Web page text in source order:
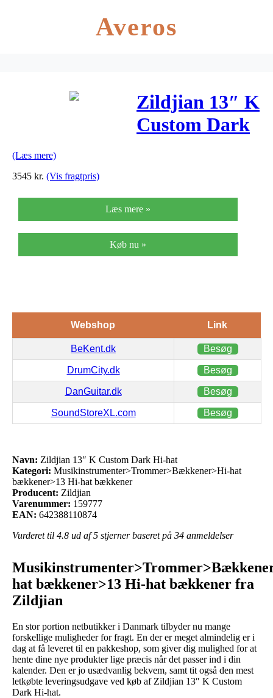
Averos
Zildjian 13″ K
Custom Dark
(Læs mere)
3545 kr. (Vis fragtpris)
Læs mere »
Køb nu »
Webshop Link
BeKent.dk Besøg
DrumCity.dk Besøg
DanGuitar.dk Besøg
SoundStoreXL.com Besøg
Navn: Zildjian 13″ K Custom Dark Hi-hat
Kategori: Musikinstrumenter>Trommer>Bækkener>Hi-hat
bækkener>13 Hi-hat bækkener
Producent: Zildjian
Varenummer: 159777
EAN: 642388110874
Vurderet til 4.8 ud af 5 stjerner baseret på 34 anmeldelser
hat bækkener>13 Hi-hat bækkener fra
Zildjian
En stor portion netbutikker i Danmark tilbyder nu mange
forskellige muligheder for fragt. En der er meget almindelig er i
dag at få leveret til en pakkeshop, som giver dig mulighed for at
hente dine nye produkter lige præcis når det passer ind i din
kalender. Den er jo usædvanlig bekvem, samt tit også den mest
letkøbte leveringsudgave ved køb af Zildjian 13″ K Custom
Dark Hi-hat.